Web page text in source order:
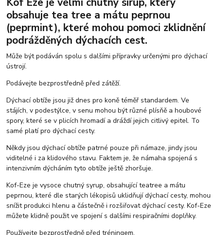
obsahuje tea tree a mátu peprnou
(peprmint), které mohou pomoci zklidnění
podrážděných dýchacích cest.
Může být podáván spolu s dalšími přípravky určenými pro dýchací
ústrojí.
Podávejte bezprostředně před zátěží.
Dýchací obtíže jsou již dnes pro koně téměř standardem. Ve
stájích, v podestýlce, v senu mohou být různé plísňě a houbové
spory, které se v plicích hromadí a dráždí jejich citlivý epitel. To
samé platí pro dýchací cesty.
Někdy jsou dýchací obtíže patrné pouze při námaze, jindy jsou
viditelné i za klidového stavu. Faktem je, že námaha spojená s
intenzivním dýcháním tyto obtíže ještě zhoršuje.
Kof-Eze je vysoce chutný syrup, obsahující teatree a mátu
peprnou, které dle starých lékopisů uklidňují dýchací cesty, mohou
snížit produkci hlenu a částečně i rozšiřovat dýchací cesty. Kof-Eze
můžete klidně použit ve spojení s dalšími respiračními doplňky.
Používejte bezprostředně před tréningem.